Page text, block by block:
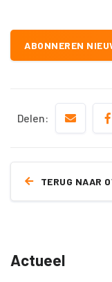
ABONNEREN
Delen:
TERUG NAAR
Actueel